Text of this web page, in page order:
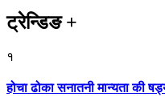
ट्रेन्डिङ+
१
होचा ढोका सनातनी मान्यता की